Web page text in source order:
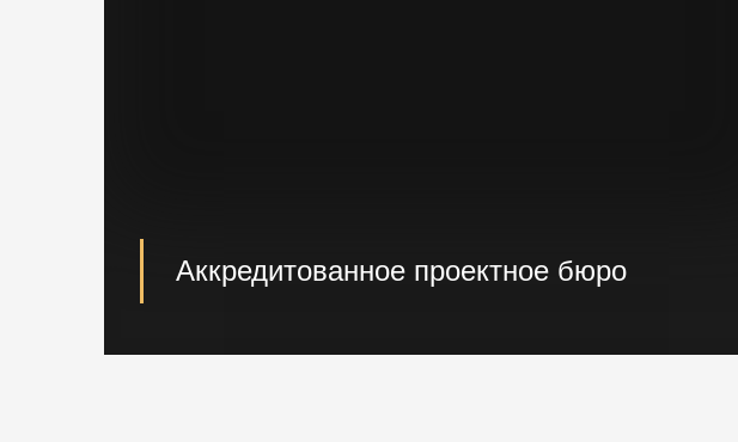
Аккредитованное проектное бюро
проектирование возводимых конструкций в кратчайшие сроки.